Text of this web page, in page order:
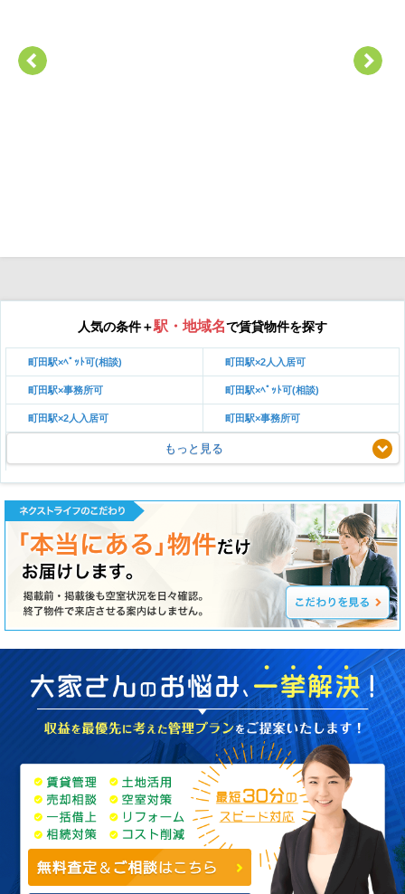
人気の条件＋駅・地域名で賃貸物件を探す
町田駅×ﾍﾟｯﾄ可(相談) 町田駅×2人入居可
町田駅×事務所可 町田駅×ﾍﾟｯﾄ可(相談)
町田駅×2人入居可 町田駅×事務所可
もっと見る